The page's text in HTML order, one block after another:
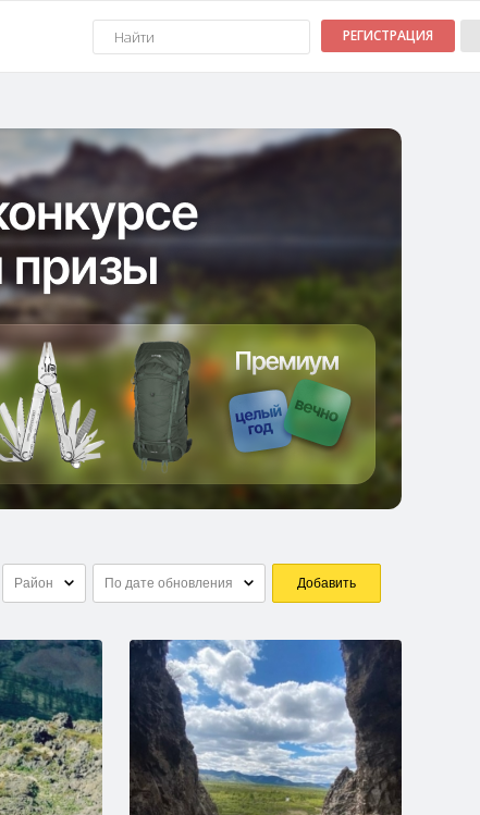
РЕГИСТРАЦИЯ
Район По дате обновления Добавить